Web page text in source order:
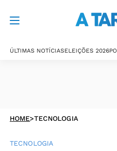
ÚLTIMAS NOTÍCIASELEIÇÕES 2026
HOME>TECNOLOGIA
TECNOLOGIA